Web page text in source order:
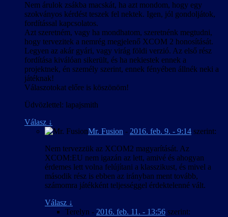
Nem árulok zsákba macskát, ha azt mondom, hogy egy
szokványos kérdést teszek fel nektek. Igen, jól gondoljátok,
fordítással kapcsolatos.
Azt szeretném, vagy ha mondhatom, szeretnénk megtudni,
hogy tervezitek a nemrég megjelenő XCOM 2 honosítását.
Legyen az akár gyári, vagy virág földi verzió. Az első rész
fordítása kiválóan sikerült, és ha nekiestek ennek a
projektnek, én személy szerint, ennek fényében állnék neki a
játéknak!
Válaszotokat előre is köszönöm!
Üdvözlettel: lapajsmith
Válasz ↓
Mr. Fusion - 2016. feb. 9. - 9:14 szerint:
Nem tervezzük az XCOM2 magyarítását. Az
XCOM:EU nem igazán az lett, amivé és ahogyan
érdemes lett volna felújítani a klasszikust, és mivel a
második rész is ebben az irányban ment tovább,
számomra játékként teljességgel érdektelenné vált.
Válasz ↓
Terelyn - 2016. feb. 11. - 13:56 szerint: